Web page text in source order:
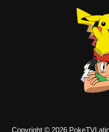
Copyright © 2026